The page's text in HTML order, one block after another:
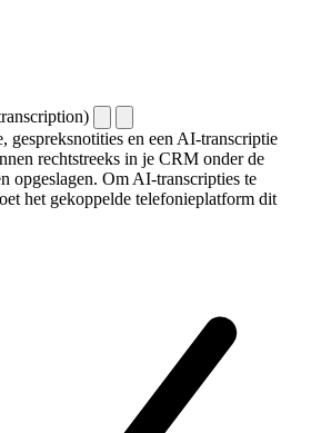
gespreksnotities en een AI-transcriptie
rechtstreeks in je CRM onder de
opgeslagen. Om AI-transcripties te
het gekoppelde telefonieplatform dit